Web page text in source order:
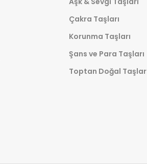
Çakra Taşları
Korunma Taşları
Şans ve Para Taşları
Toptan Doğal Taşlar